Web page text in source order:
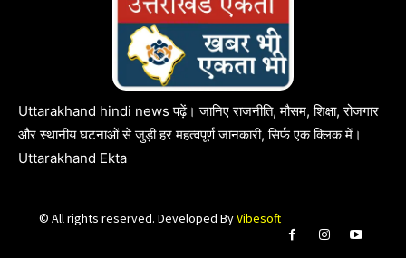
Uttarakhand hindi news पढ़ें। जानिए राजनीति, मौसम, शिक्षा, रोजगार
और स्थानीय घटनाओं से जुड़ी हर महत्वपूर्ण जानकारी, सिर्फ एक क्लिक में।
Uttarakhand Ekta
© All rights reserved. Developed ByVibesoft